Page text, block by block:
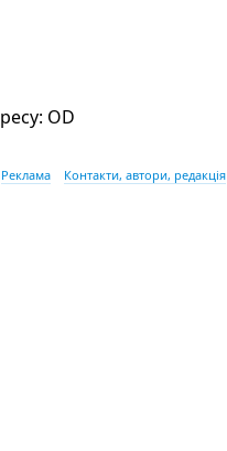
OD
Реклама Контакти, автори, редакція